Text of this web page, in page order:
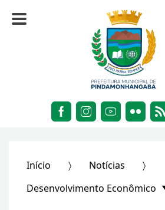
Início
Notícias
Desenvolvimento Econômico